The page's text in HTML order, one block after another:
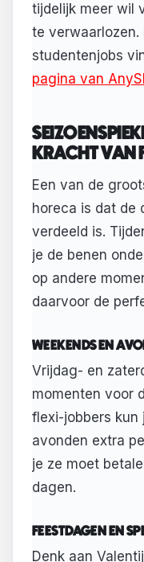
tijdelijk meer wil
te
studentenjobs
pagina van
KRACHT VAN
Een van de
horeca is dat de
verdeeld is.
je de benen
op andere
daarvoor de
WEEKENDS EN
Vrijdag- en
momenten voor
flexi-jobbers kun
avonden extra
je ze moet
dagen.
FEESTDAGEN EN
Denk aan